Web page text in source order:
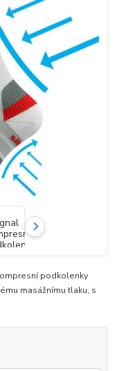
podkolenky
masážnímu tlaku, s